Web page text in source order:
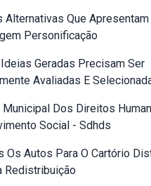
Alternativas Que Apresentam
Personificação
Geradas Precisam Ser
Avaliadas E
Municipal Dos Direitos
Social - Sdhds
Os Autos Para O Cartório
Redistribuição